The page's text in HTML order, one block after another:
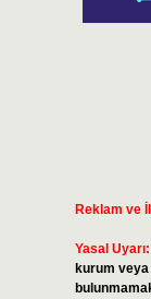
Reklam ve
Yasal Uyarı:
kurum veya